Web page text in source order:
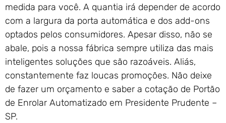
medida para você. A quantia irá depender de acordo
com a largura da porta automática e dos add-ons
optados pelos consumidores. Apesar disso, não se
abale, pois a nossa fábrica sempre utiliza das mais
inteligentes soluções que são razoáveis. Aliás,
constantemente faz loucas promoções. Não deixe
de fazer um orçamento e saber a cotação de Portão
de Enrolar Automatizado em Presidente Prudente –
SP.